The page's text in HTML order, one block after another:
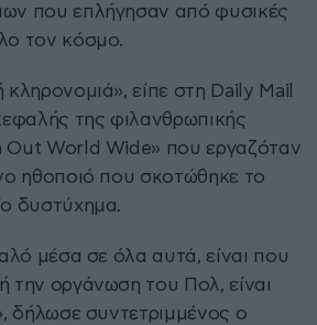
που επλήγησαν από φυσικές
τον κόσμο.
είπε στη Daily Mail
της φιλανθρωπικής
Out World Wide» που εργαζόταν
ηθοποιό που σκοτώθηκε το
δυστύχημα.
μέσα σε όλα αυτά, είναι που
την οργάνωση του Πολ, είναι
δήλωσε συντετριμμένος ο